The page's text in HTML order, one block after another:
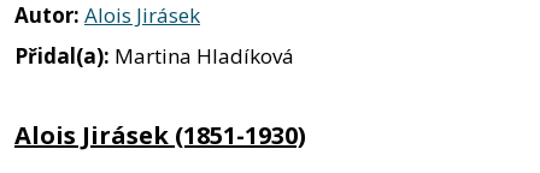
Autor: Alois Jirásek
Přidal(a): Martina Hladíková
Alois Jirásek (1851-1930)